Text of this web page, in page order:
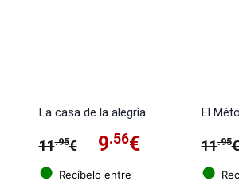
La casa de la alegría
11.95€
El
precio
9.56€El
● Recíbelo entre
El
11.95€
●